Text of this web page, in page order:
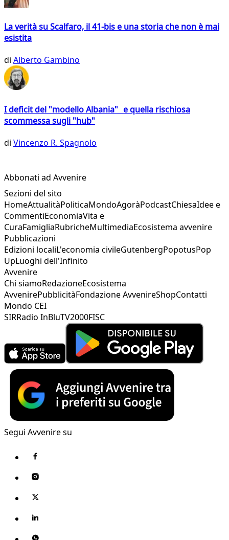
La verità su Scalfaro, il 41-bis e una storia che non è mai
esistita
di Alberto Gambino
I deficit del "modello Albania" e quella rischiosa
scommessa sugli "hub"
di Vincenzo R. Spagnolo
Abbonati ad Avvenire
Sezioni del sito
HomeAttualitàPoliticaMondoAgoràPodcastChiesaIdee e
CommentiEconomiaVita e
CuraFamigliaRubricheMultimediaEcosistema avvenire
Pubblicazioni
Edizioni localiL'economia civileGutenbergPopotusPop
UpLuoghi dell'Infinito
Avvenire
Chi siamoRedazioneEcosistema
AvvenirePubblicitàFondazione AvvenireShopContatti
Mondo CEI
SIRRadio InBluTV2000FISC
Segui Avvenire su